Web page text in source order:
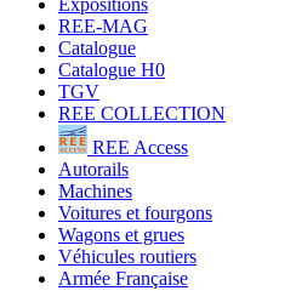
Expositions
REE-MAG
Catalogue
Catalogue H0
TGV
REE COLLECTION
REE Access
Autorails
Machines
Voitures et fourgons
Wagons et grues
Véhicules routiers
Armée Française